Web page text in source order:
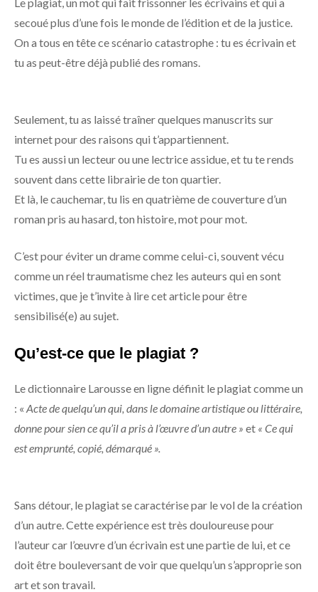
secoué plus d’une fois le monde de l’édition et de la justice.
On a tous en tête ce scénario catastrophe : tu es écrivain et
tu as peut-être déjà publié des romans.
Seulement, tu as laissé traîner quelques manuscrits sur
internet pour des raisons qui t’appartiennent.
Tu es aussi un lecteur ou une lectrice assidue, et tu te rends
souvent dans cette librairie de ton quartier.
Et là, le cauchemar, tu lis en quatrième de couverture d’un
roman pris au hasard, ton histoire, mot pour mot.
C’est pour éviter un drame comme celui-ci, souvent vécu
comme un réel traumatisme chez les auteurs qui en sont
victimes, que je t’invite à lire cet article pour être
sensibilisé(e) au sujet.
Qu’est-ce que le plagiat ?
Le dictionnaire Larousse en ligne définit le plagiat comme un
: « Acte de quelqu’un qui, dans le domaine artistique ou littéraire,
donne pour sien ce qu’il a pris à l’œuvre d’un autre » et « Ce qui
est emprunté, copié, démarqué ».
Sans détour, le plagiat se caractérise par le vol de la création
d’un autre. Cette expérience est très douloureuse pour
l’auteur car l’œuvre d’un écrivain est une partie de lui, et ce
doit être bouleversant de voir que quelqu’un s’approprie son
art et son travail.